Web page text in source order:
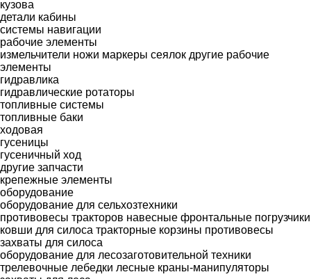
кузова
детали кабины
системы навигации
рабочие элементы
измельчители ножи маркеры сеялок другие рабочие
элементы
гидравлика
гидравлические ротаторы
топливные системы
топливные баки
ходовая
гусеницы
гусеничный ход
другие запчасти
крепежные элементы
оборудование
оборудование для сельхозтехники
противовесы тракторов навесные фронтальные погрузчики
ковши для силоса тракторные корзины противовесы
захваты для силоса
оборудование для лесозаготовительной техники
трелевочные лебедки лесные краны-манипуляторы